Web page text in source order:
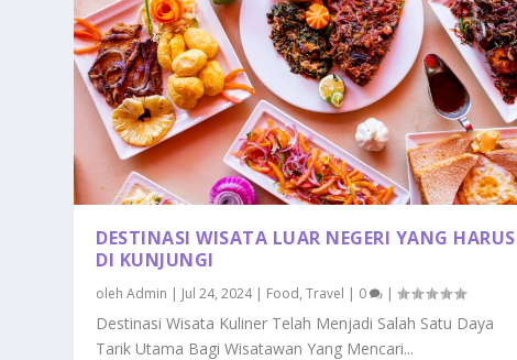
DESTINASI WISATA LUAR NEGERI YANG HARUS
DI KUNJUNGI
olehAdmin | Jul 24, 2024| Food,Travel | 0 |
Destinasi Wisata Kuliner Telah Menjadi Salah Satu Daya
Tarik Utama Bagi Wisatawan Yang Mencari...